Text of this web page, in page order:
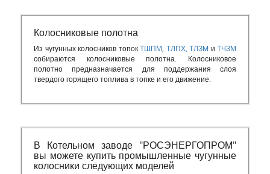
Колосниковые полотна
Из чугунных колосников топок ТШПМ , ТЛПХ, ТЛЗМ и ТЧЗМ
собираются колосниковые полотна. Колосниковое
полотно предназначается для поддержания слоя
твердого горящего топлива в топке и его движение.
В Котельном заводе "РОСЭНЕРГОПРОМ"
вы можете купить промышленные чугунные
колосники следующих моделей